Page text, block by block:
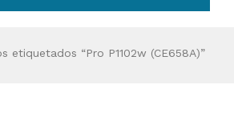
etiquetados “Pro P1102w (CE658A)”